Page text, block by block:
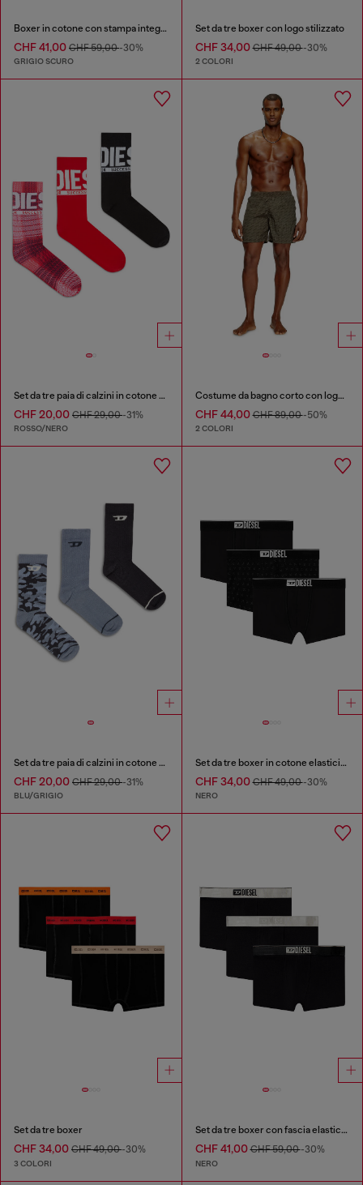
Boxer in cotone con stampa integrale
CHF 41,00 CHF 59,00-30%
GRIGIO SCURO
Set da tre boxer con logo stilizzato
CHF 34,00CHF 49,00-30%
2 COLORI
Set da tre paia di calzini in cotone con logo
CHF 20,00 CHF 29,00-31%
ROSSO/NERO
Costume da bagno corto con logo all-over
CHF 44,00CHF 89,00-50%
2 COLORI
Set da tre paia di calzini in cotone con jacquard D
CHF 20,00 CHF 29,00-31%
BLU/GRIGIO
Set da tre boxer in cotone elasticizzato jacquard
CHF 34,00CHF 49,00-30%
NERO
Set da tre boxer
CHF 34,00 CHF 49,00-30%
3 COLORI
Set da tre boxer con fascia elastica in vita e piccolo logo
CHF 41,00CHF 59,00-30%
NERO